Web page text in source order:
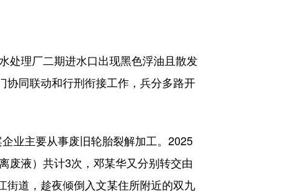
处理厂二期进水口出现黑色浮油且散发
协同联动和行刑衔接工作，兵分多路开
业主要从事废旧轮胎裂解加工。2025
废液）共计3次，邓某华又分别转交由
街道，趁夜倾倒入文某住所附近的双九